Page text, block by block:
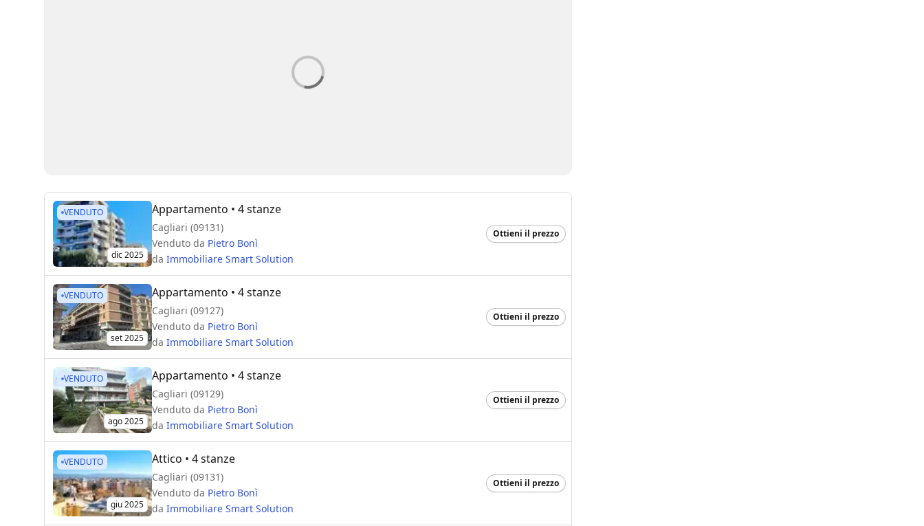
VENDUTO
dic 2025
Appartamento • 4 stanze
Cagliari (09131)
Venduto da Pietro Bonì
da Immobiliare Smart Solution
Ottieni il prezzo
VENDUTO
set 2025
Appartamento • 4 stanze
Cagliari (09127)
Venduto da Pietro Bonì
da Immobiliare Smart Solution
Ottieni il prezzo
VENDUTO
ago 2025
Appartamento • 4 stanze
Cagliari (09129)
Venduto da Pietro Bonì
da Immobiliare Smart Solution
Ottieni il prezzo
VENDUTO
giu 2025
Attico • 4 stanze
Cagliari (09131)
Venduto da Pietro Bonì
da Immobiliare Smart Solution
Ottieni il prezzo